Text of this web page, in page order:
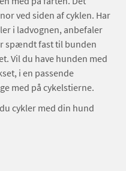
ved siden af cyklen. Har
i ladvognen, anbefaler
spændt fast til bunden
Vil du have hunden med
i en passende
med på cykelstierne.
cykler med din hund